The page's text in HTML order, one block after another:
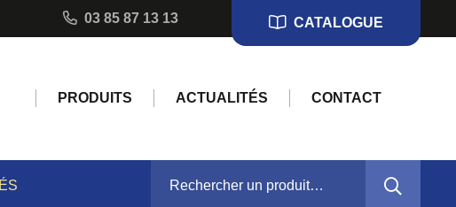
03 85 87 13 13 CATALOGUE
PRODUITS ACTUALITÉS CONTACT